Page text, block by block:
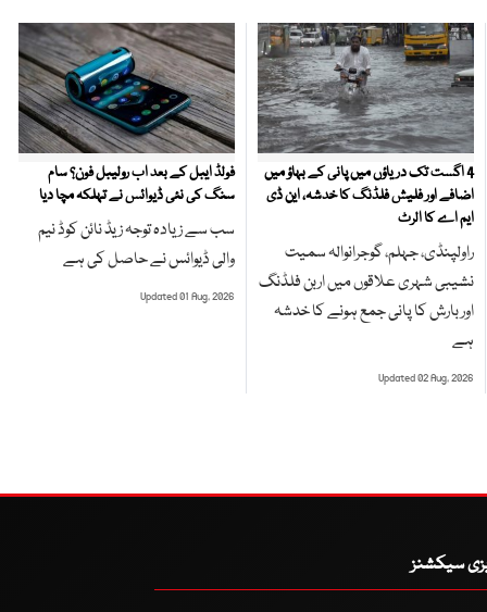
4 اگست تک دریاؤں میں پانی کے بہاؤ میں
اضافے اور فلیش فلڈنگ کا خدشہ، این ڈی
ایم اے کا الرٹ
راولپنڈی، جہلم، گوجرانوالہ سمیت
نشیبی شہری علاقوں میں اربن فلڈنگ
اور بارش کا پانی جمع ہونے کا خدشہ
ہے
Updated 02 Aug, 2026
فولڈ ایبل کے بعد اب رولیبل فون؟ سام
سنگ کی نئی ڈیوائس نے تہلکہ مچا دیا
سب سے زیادہ توجہ زیڈ نائن کوڈ نیم
والی ڈیوائس نے حاصل کی ہے
Updated 01 Aug, 2026
سیکشنز